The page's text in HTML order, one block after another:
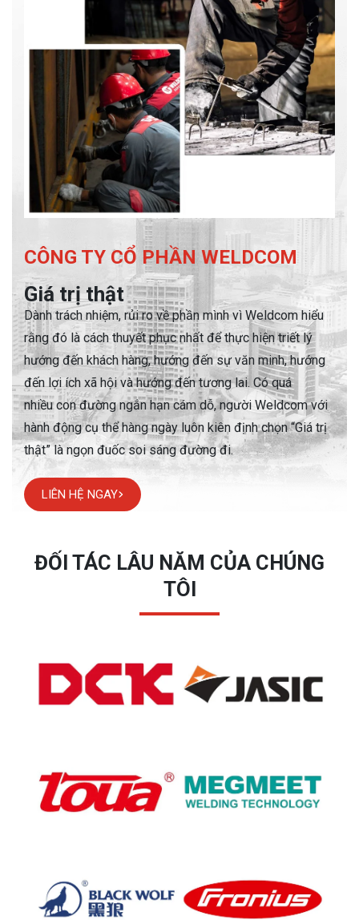
CÔNG TY CỔ PHẦN WELDCOM
Giá trị thật
Dành trách nhiệm, rủi ro về phần mình vì Weldcom hiểu
rằng đó là cách thuyết phục nhất để thực hiện triết lý
hướng đến khách hàng, hướng đến sự văn minh, hướng
đến lợi ích xã hội và hướng đến tương lai. Có quá
nhiều con đường ngắn hạn cám dỗ, người Weldcom với
hành động cụ thể hàng ngày luôn kiên định chọn “Giá trị
thật” là ngọn đuốc soi sáng đường đi.
LIÊN HỆ NGAY
ĐỐI TÁC LÂU NĂM CỦA CHÚNG
TÔI